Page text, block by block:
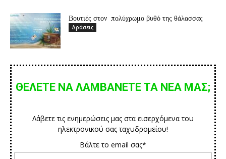
Βουτιές στον πολύχρωμο βυθό της θάλασσας
Δράσεις
ΘΕΛΕΤΕ ΝΑ ΛΑΜΒΑΝΕΤΕ ΤΑ ΝΕΑ ΜΑΣ;
Λάβετε τις ενημερώσεις μας στα εισερχόμενα του
ηλεκτρονικού σας ταχυδρομείου!
Βάλτε το email σας*